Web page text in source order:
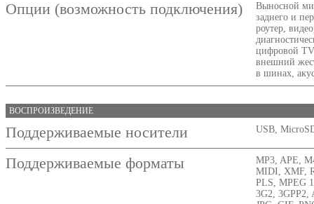
Опции (возможность подключения)
Выносной
заднего и
роутер,
цифровой
внешний
в шинах,
ВОСПРОИЗВЕДЕНИЕ
Поддерживаемые носители USB,
Поддерживаемые форматы
MP3, APE,
MIDI, XMF,
PLS, MPEG
3G2,